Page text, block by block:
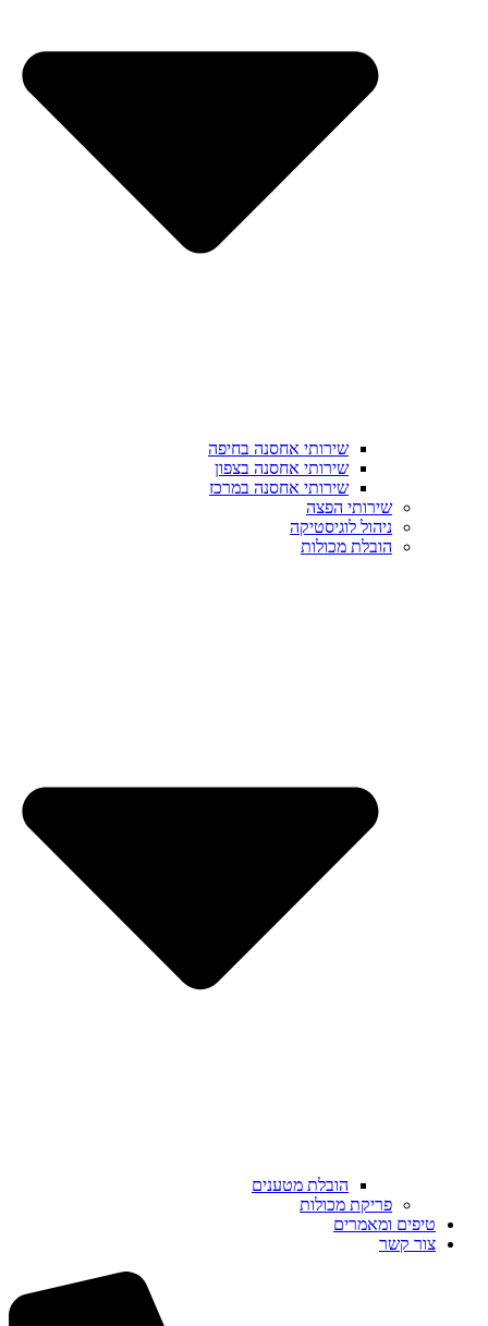
שירותי אחסנה בחיפה
שירותי אחסנה בצפון
שירותי אחסנה במרכז
שירותי הפצה
ניהול לוגיסטיקה
הובלת מכולות
הובלת מטענים
פריקת מכולות
טיפים ומאמרים
צור קשר